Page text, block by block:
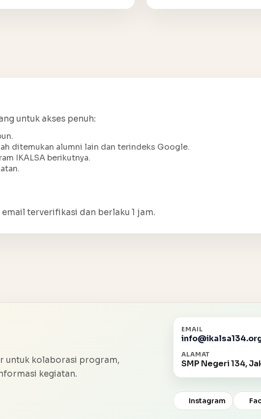
untuk akses penuh:
ditemukan alumni lain dan terindeks Google.
IKALSA berikutnya.
terverifikasi dan berlaku 1 jam.
untuk kolaborasi program,
kegiatan.
EMAIL
ALAMAT
SMP Negeri 134,
Instagram